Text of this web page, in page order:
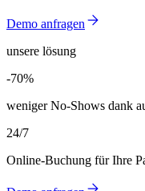
Demo anfragen
unsere lösung
-70%
-70%
weniger No-Shows dank
24/7
Online-Buchung für Ihre